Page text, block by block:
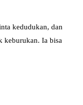
kedudukan, dan
keburukan. Ia bisa